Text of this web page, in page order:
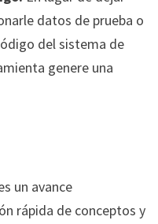
datos de prueba o
del sistema de
genere una
un avance
rápida de conceptos y